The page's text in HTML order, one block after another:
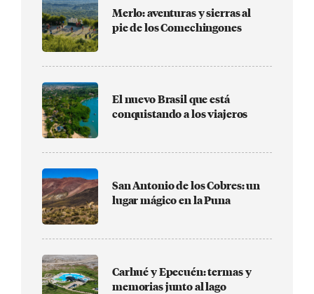
Merlo: aventuras y sierras al
pie de los Comechingones
El nuevo Brasil que está
conquistando a los viajeros
San Antonio de los Cobres: un
lugar mágico en la Puna
Carhué y Epecuén: termas y
memorias junto al lago